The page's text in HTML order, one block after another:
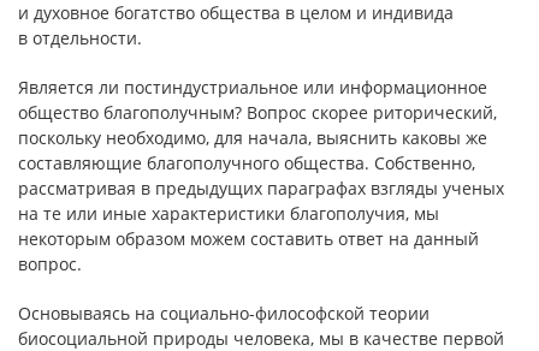
и духовное богатство общества в целом и индивида
в отдельности.
Является ли постиндустриальное или информационное
общество благополучным? Вопрос скорее риторический,
поскольку необходимо, для начала, выяснить каковы же
составляющие благополучного общества. Собственно,
рассматривая в предыдущих параграфах взгляды ученых
на те или иные характеристики благополучия, мы
некоторым образом можем составить ответ на данный
вопрос.
Основываясь на социально-философской теории
биосоциальной природы человека, мы в качестве первой